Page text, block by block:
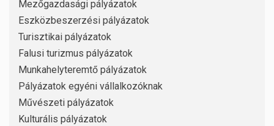
Mezőgazdasági pályázatok
Eszközbeszerzési pályázatok
Turisztikai pályázatok
Falusi turizmus pályázatok
Munkahelyteremtő pályázatok
Pályázatok egyéni vállalkozóknak
Művészeti pályázatok
Kulturális pályázatok